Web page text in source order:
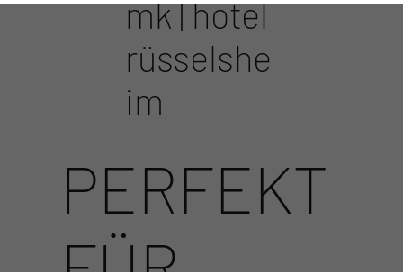
mk | hotel
rüsselshe
im
PERFEKT